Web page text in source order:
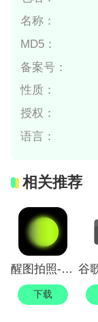
名称：
MD5：
备案号：
性质：
授权：
语言：
相关推荐
醒图拍照-修图-修live神器
下载